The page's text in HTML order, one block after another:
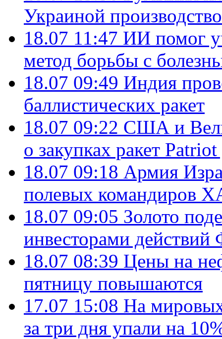
Украиной
18.07 11:47 ИИ помог
метод борьбы с
18.07 09:49 Индия
баллистических ракет
18.07 09:22 США и
о закупках ракет
18.07 09:18 Армия
полевых командиров
18.07 09:05 Золото
инвесторами
18.07 08:39 Цены на
пятницу повышаются
17.07 15:08 На
за три дня упали на